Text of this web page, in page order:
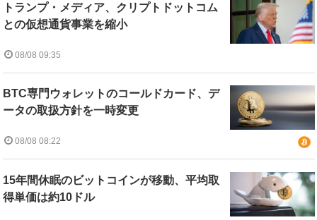
トランプ・メディア、クリプトドットコム
との仮想通貨事業を縮小
08/08 09:35
BTC専門ウォレットのコールドカード、デ
ータの取扱方針を一時変更
08/08 08:22
15年間休眠のビットコインが移動、平均取
得単価は約10ドル